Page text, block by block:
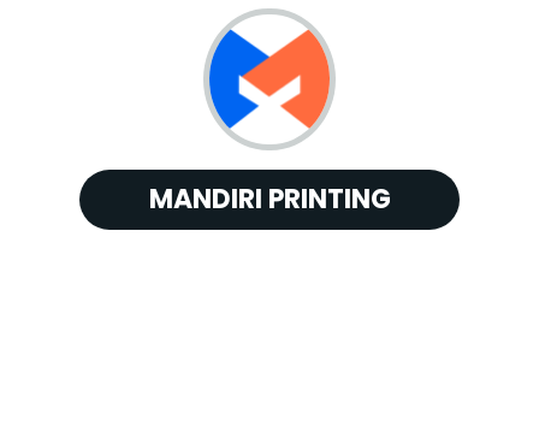
MANDIRI PRINTING